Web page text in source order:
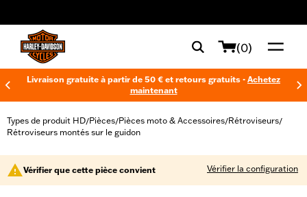
(0)
Livraison gratuite à partir de 50 € et retours gratuits - Achetez
maintenant
Types de produit HD/Pièces/Pièces moto & Accessoires/Rétroviseurs/
Rétroviseurs montés sur le guidon
Vérifier que cette pièce convient Vérifier la configuration